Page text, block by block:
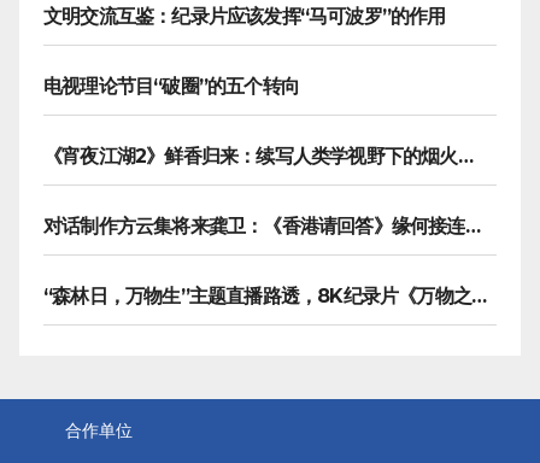
文明交流互鉴：纪录片应该发挥“马可波罗”的作用
电视理论节目“破圈”的五个转向
《宵夜江湖2》鲜香归来：续写人类学视野下的烟火漫游记
对话制作方云集将来龚卫：《香港请回答》缘何接连获国际传播大奖
“森林日，万物生”主题直播路透，8K纪录片《万物之生》今晚播出
合作单位